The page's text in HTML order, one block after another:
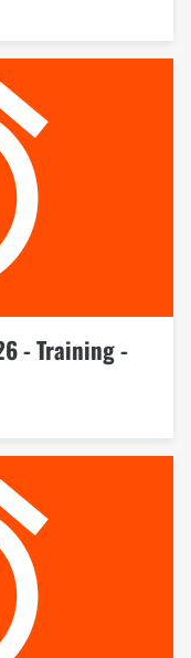
- Training -